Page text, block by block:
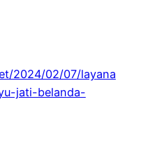
2024/02/07/layana
jati-belanda-